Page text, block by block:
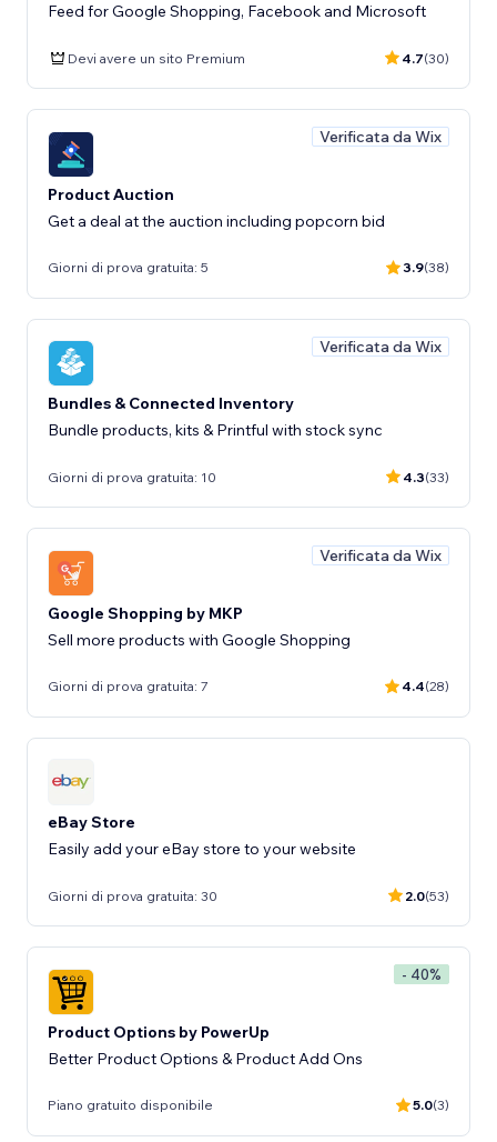
Feed for Google Shopping, Facebook and Microsoft
Devi avere un sito Premium 4.7(30)
Verificata da Wix
Product Auction
Giorni di prova gratuita: 5 3.9(38)
Verificata da Wix
Bundles & Connected Inventory
Bundle products, kits & Printful with stock sync
Giorni di prova gratuita: 10 4.3(33)
Verificata da Wix
Google Shopping by MKP
Sell more products with Google Shopping
Giorni di prova gratuita: 7 4.4(28)
eBay Store
Easily add your eBay store to your website
Giorni di prova gratuita: 30 2.0(53)
- 40%
Product Options by PowerUp
Better Product Options & Product Add Ons
Piano gratuito disponibile 5.0(3)